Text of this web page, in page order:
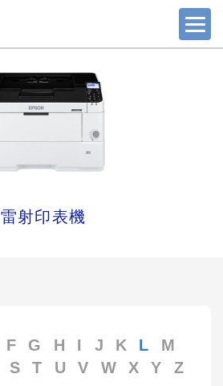
雷射印表機
F G H I J K L
M
S T U V W X Y Z